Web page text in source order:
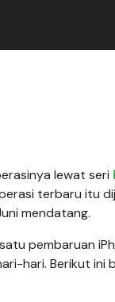
lewat seri i
terbaru itu
mendatang.
pembaruan
hari. Berikut ini